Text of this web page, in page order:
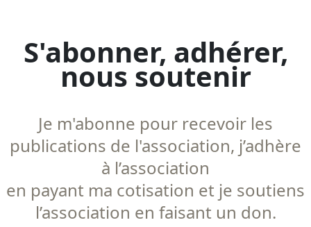
S'abonner, adhérer,
nous soutenir
Je m'abonne pour recevoir les
publications de l'association, j’adhère
à l’association
en payant ma cotisation et je soutiens
l’association en faisant un don.